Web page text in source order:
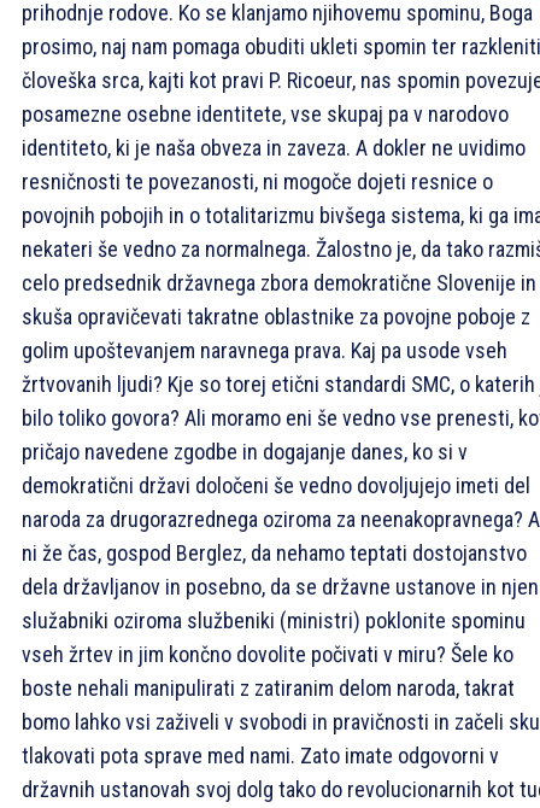
prihodnje rodove. Ko se klanjamo njihovemu spominu, Boga
prosimo, naj nam pomaga obuditi ukleti spomin ter razkleniti
človeška srca, kajti kot pravi P. Ricoeur, nas spomin
posamezne osebne identitete, vse skupaj pa v narodovo
identiteto, ki je naša obveza in zaveza. A dokler ne uvidimo
resničnosti te povezanosti, ni mogoče dojeti resnice o
povojnih pobojih in o totalitarizmu bivšega sistema, ki ga
nekateri še vedno za normalnega. Žalostno je, da tako
celo predsednik državnega zbora demokratične Slovenije in
skuša opravičevati takratne oblastnike za povojne poboje z
golim upoštevanjem naravnega prava. Kaj pa usode vseh
žrtvovanih ljudi? Kje so torej etični standardi SMC, o katerih
bilo toliko govora? Ali moramo eni še vedno vse prenesti,
pričajo navedene zgodbe in dogajanje danes, ko si v
demokratični državi določeni še vedno dovoljujejo imeti del
naroda za drugorazrednega oziroma za neenakopravnega?
ni že čas, gospod Berglez, da nehamo teptati dostojanstvo
dela državljanov in posebno, da se državne ustanove in
služabniki oziroma službeniki (ministri) poklonite spominu
vseh žrtev in jim končno dovolite počivati v miru? Šele ko
boste nehali manipulirati z zatiranim delom naroda, takrat
bomo lahko vsi zaživeli v svobodi in pravičnosti in začeli
tlakovati pota sprave med nami. Zato imate odgovorni v
državnih ustanovah svoj dolg tako do revolucionarnih kot